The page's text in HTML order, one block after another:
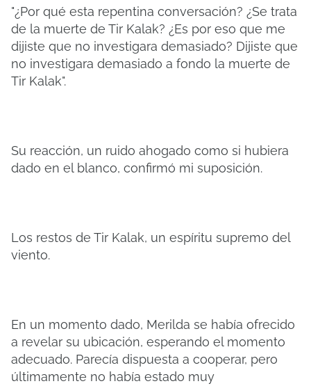
"¿Por qué esta repentina conversación? ¿Se trata
de la muerte de Tir Kalak? ¿Es por eso que me
dijiste que no investigara demasiado? Dijiste que
no investigara demasiado a fondo la muerte de
Tir Kalak".
Su reacción, un ruido ahogado como si hubiera
dado en el blanco, confirmó mi suposición.
Los restos de Tir Kalak, un espíritu supremo del
viento.
En un momento dado, Merilda se había ofrecido
a revelar su ubicación, esperando el momento
adecuado. Parecía dispuesta a cooperar, pero
últimamente no había estado muy